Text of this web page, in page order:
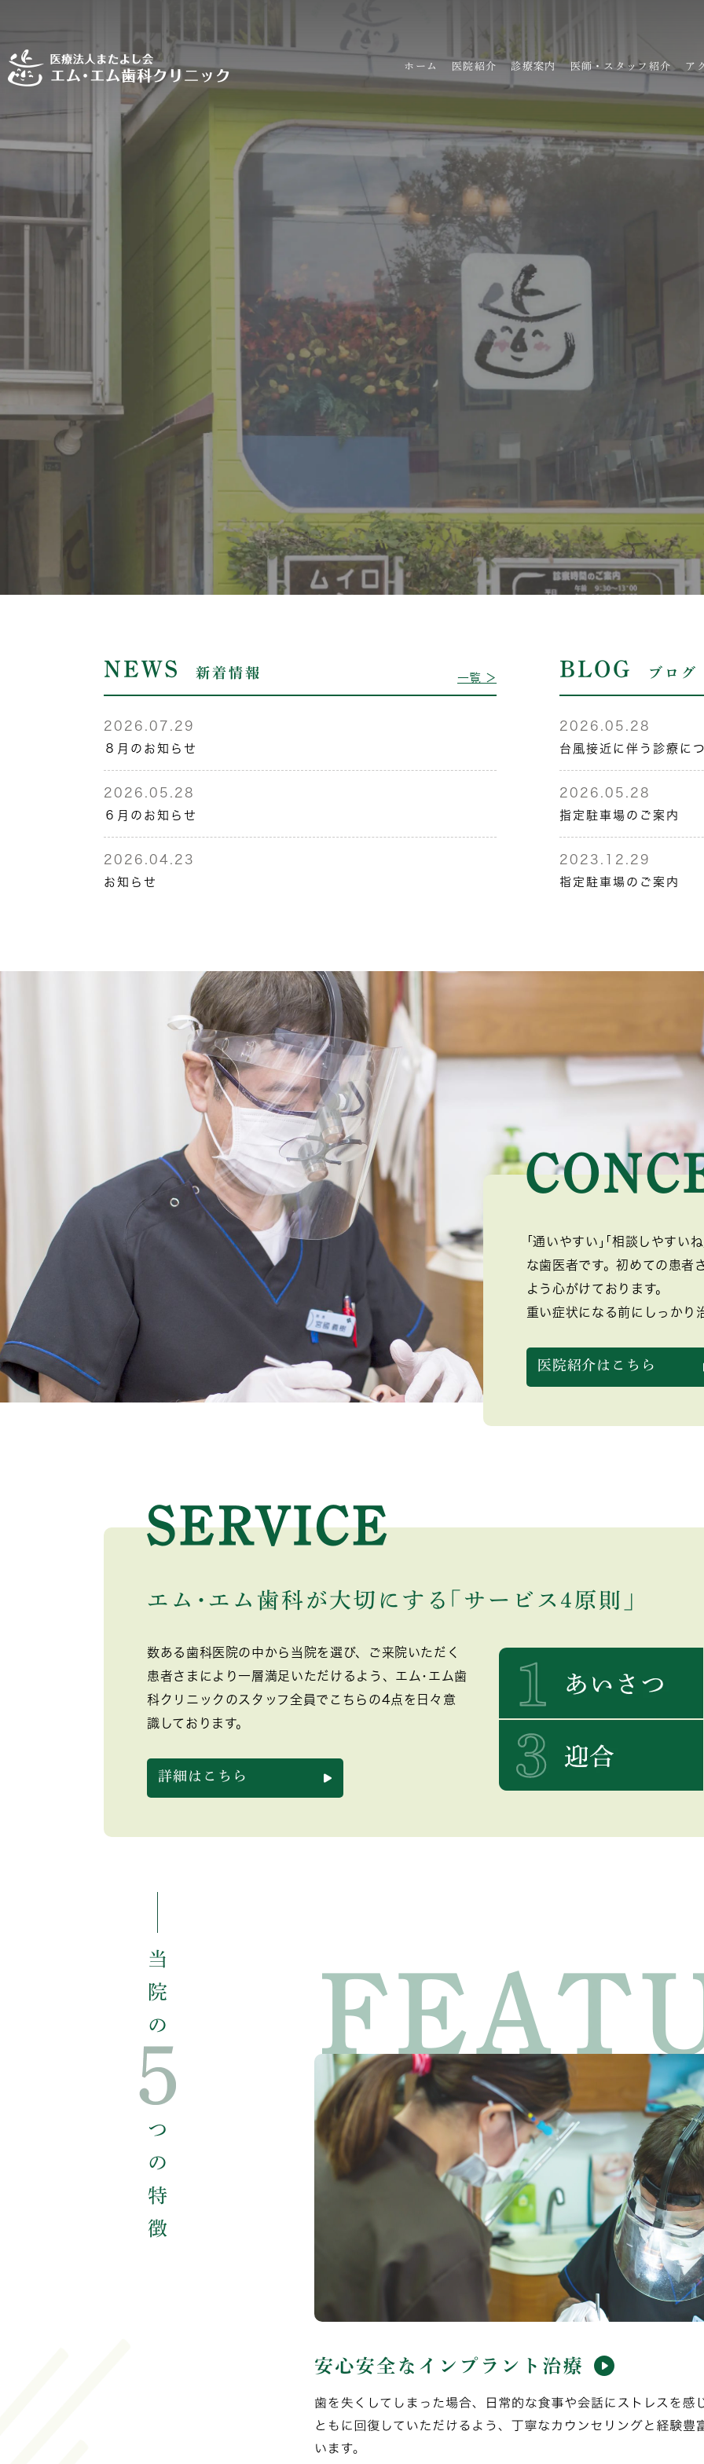
ホーム 医院紹介 診療案内 医師・スタッフ紹介 ア
NEWS 新着情報 一覧 ＞
2026.07.29
８月のお知らせ
2026.05.28
６月のお知らせ
2026.04.23
お知らせ
2026.03.03
３月のお知らせ
BLOG ブログ
2026.05.28
台風接近に伴う診療に
2026.05.28
指定駐車場のご案内
2023.12.29
指定駐車場のご案内
｢通いやすい｣｢相談しやすい
な歯医者です。初めての患者
よう心がけております。
重い症状になる前にしっかり
医院紹介はこちら
エム･エム歯科が大切にする ｢サービス4原則｣
数ある歯科医院の中から当院を選び、ご来院いただく
患者さまにより一層満足いただけるよう、エム･エム歯
科クリニックのスタッフ全員でこちらの4点を日々意
識しております。
詳細はこちら